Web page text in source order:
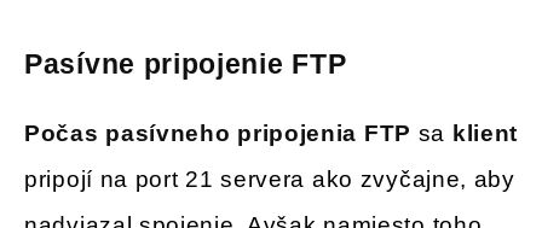
Pasívne pripojenie FTP
Počas pasívneho pripojenia FTP sa klient
pripojí na port 21 servera ako zvyčajne, aby